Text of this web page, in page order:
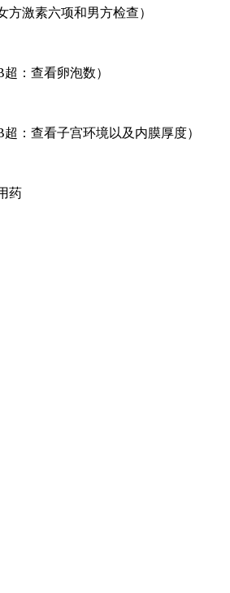
方激素六项和男方检查）
：查看卵泡数）
：查看子宫环境以及内膜厚度）
药